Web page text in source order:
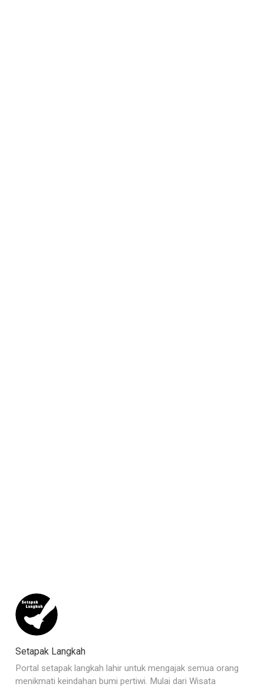
Setapak Langkah
Portal setapak langkah lahir untuk mengajak semua orang
menikmati keindahan bumi pertiwi. Mulai dari Wisata